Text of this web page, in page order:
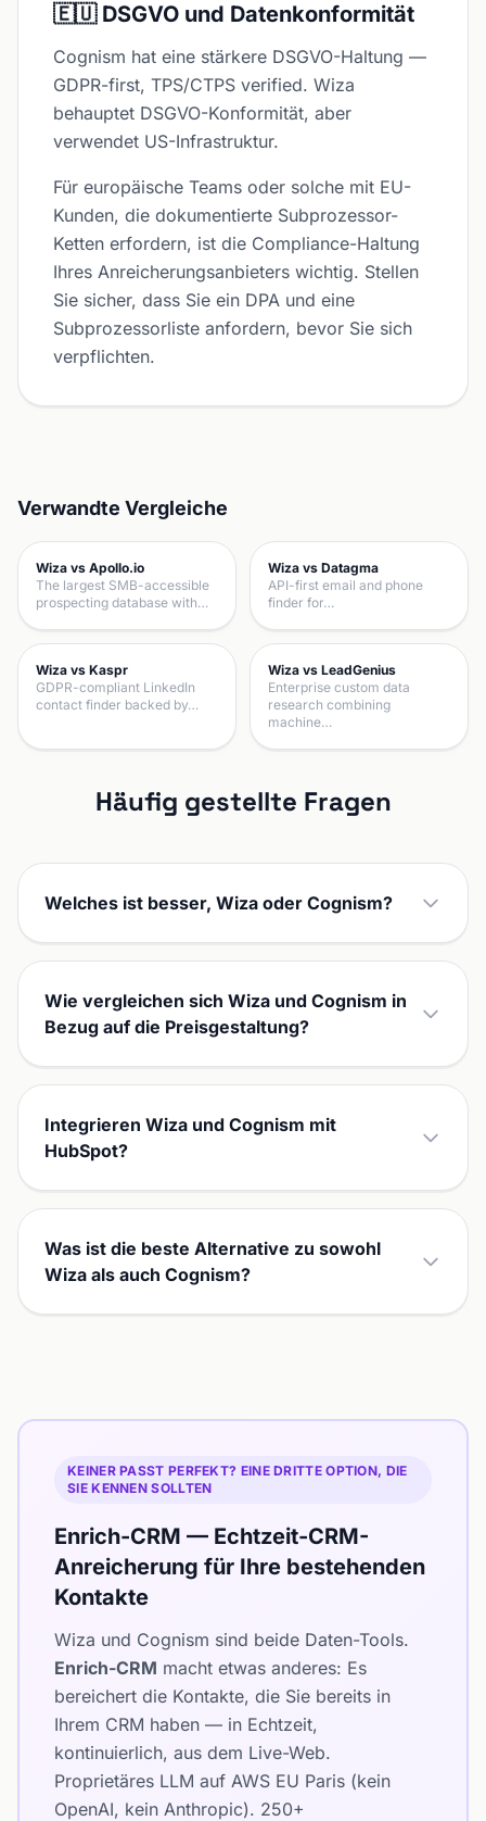
🇪🇺 DSGVO und Datenkonformität
Cognism hat eine stärkere DSGVO-Haltung —
GDPR-first, TPS/CTPS verified. Wiza
behauptet DSGVO-Konformität, aber
verwendet US-Infrastruktur.
Für europäische Teams oder solche mit EU-
Kunden, die dokumentierte Subprozessor-
Ketten erfordern, ist die Compliance-Haltung
Ihres Anreicherungsanbieters wichtig. Stellen
Sie sicher, dass Sie ein DPA und eine
Subprozessorliste anfordern, bevor Sie sich
verpflichten.
Verwandte Vergleiche
Wiza vs Apollo.io
The largest SMB-accessible
prospecting database with…
Wiza vs Datagma
API-first email and phone
finder for…
Wiza vs Kaspr
GDPR-compliant LinkedIn
contact finder backed by…
Wiza vs LeadGenius
Enterprise custom data
research combining
machine…
Häufig gestellte Fragen
Welches ist besser, Wiza oder Cognism?
Wie vergleichen sich Wiza und Cognism in
Bezug auf die Preisgestaltung?
Integrieren Wiza und Cognism mit
HubSpot?
Was ist die beste Alternative zu sowohl
Wiza als auch Cognism?
KEINER PASST PERFEKT? EINE DRITTE OPTION, DIE
SIE KENNEN SOLLTEN
Enrich-CRM — Echtzeit-CRM-
Anreicherung für Ihre bestehenden
Kontakte
Wiza und Cognism sind beide Daten-Tools.
Enrich-CRM macht etwas anderes: Es
bereichert die Kontakte, die Sie bereits in
Ihrem CRM haben — in Echtzeit,
kontinuierlich, aus dem Live-Web.
Proprietäres LLM auf AWS EU Paris (kein
OpenAI, kein Anthropic). 250+